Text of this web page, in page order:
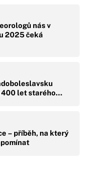
nás v
2025 čeká
400 let starého…
– příběh, na který